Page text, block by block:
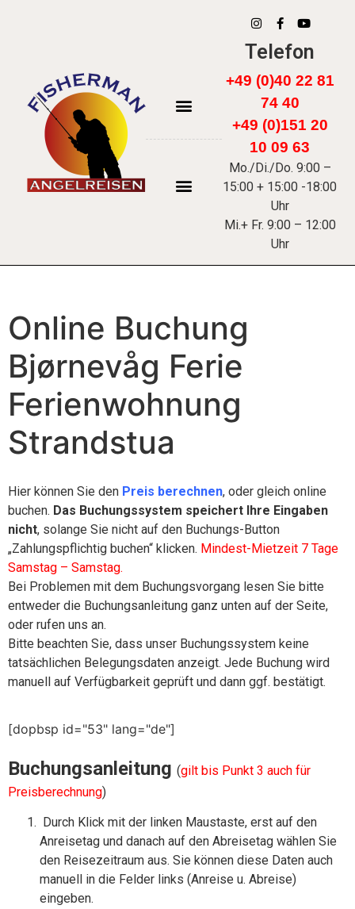
Telefon
+49 (0)40 22 81
74 40
+49 (0)151 20
10 09 63
Mo./Di./Do. 9:00 –
15:00 + 15:00 -18:00
Uhr
Mi.+ Fr. 9:00 – 12:00
Uhr
Online Buchung
Bjørnevåg Ferie
Ferienwohnung
Strandstua
Hier können Sie den Preis berechnen, oder gleich online
buchen. Das Buchungssystem speichert Ihre Eingaben
nicht, solange Sie nicht auf den Buchungs-Button
„Zahlungspflichtig buchen“ klicken. Mindest-Mietzeit 7 Tage
Samstag – Samstag.
Bei Problemen mit dem Buchungsvorgang lesen Sie bitte
entweder die Buchungsanleitung ganz unten auf der Seite,
oder rufen uns an.
Bitte beachten Sie, dass unser Buchungssystem keine
tatsächlichen Belegungsdaten anzeigt. Jede Buchung wird
manuell auf Verfügbarkeit geprüft und dann ggf. bestätigt.
[dopbsp id="53" lang="de"]
Buchungsanleitung (gilt bis Punkt 3 auch für
Preisberechnung)
Durch Klick mit der linken Maustaste, erst auf den
Anreisetag und danach auf den Abreisetag wählen Sie
den Reisezeitraum aus. Sie können diese Daten auch
manuell in die Felder links (Anreise u. Abreise)
eingeben.